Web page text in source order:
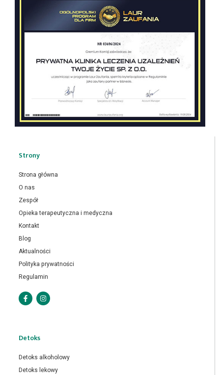
Strony
Strona główna
O nas
Zespół
Opieka terapeutyczna i medyczna
Kontakt
Blog
Aktualności
Polityka prywatności
Regulamin
Detoks
Detoks alkoholowy
Detoks lekowy